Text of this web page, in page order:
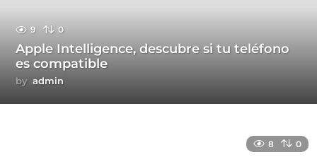
9 0
Apple Intelligence, descubre si tu teléfono
es compatible
by admin
8 0